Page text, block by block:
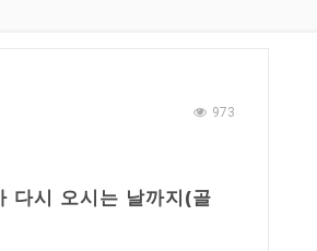
973
다시 오시는 날까지(골